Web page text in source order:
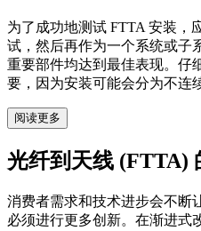
为了成功地测试 FTTA 安装，
试，然后再作为一个系统或子
重要部件均达到最佳表现。仔
要，因为安装可能会分为不连
阅读更多
光纤到天线 (FTTA)
消费者需求和技术进步会不断
必须进行更多创新。在渐进式